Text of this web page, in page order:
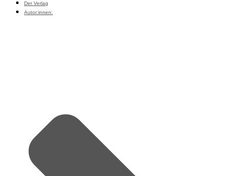
Der Verlag
Autor:innen: